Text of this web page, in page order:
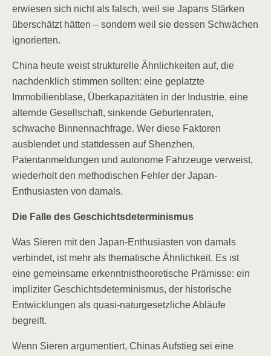
erwiesen sich nicht als falsch, weil sie Japans Stärken
überschätzt hätten – sondern weil sie dessen Schwächen
ignorierten.
China heute weist strukturelle Ähnlichkeiten auf, die
nachdenklich stimmen sollten: eine geplatzte
Immobilienblase, Überkapazitäten in der Industrie, eine
alternde Gesellschaft, sinkende Geburtenraten,
schwache Binnennachfrage. Wer diese Faktoren
ausblendet und stattdessen auf Shenzhen,
Patentanmeldungen und autonome Fahrzeuge verweist,
wiederholt den methodischen Fehler der Japan-
Enthusiasten von damals.
Die Falle des Geschichtsdeterminismus
Was Sieren mit den Japan-Enthusiasten von damals
verbindet, ist mehr als thematische Ähnlichkeit. Es ist
eine gemeinsame erkenntnistheoretische Prämisse: ein
impliziter Geschichtsdeterminismus, der historische
Entwicklungen als quasi-naturgesetzliche Abläufe
begreift.
Wenn Sieren argumentiert, Chinas Aufstieg sei eine